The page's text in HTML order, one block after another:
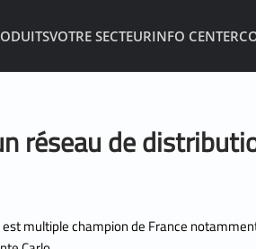
VOTRE SECTEURINFO CENTER
réseau de
multiple champion de France